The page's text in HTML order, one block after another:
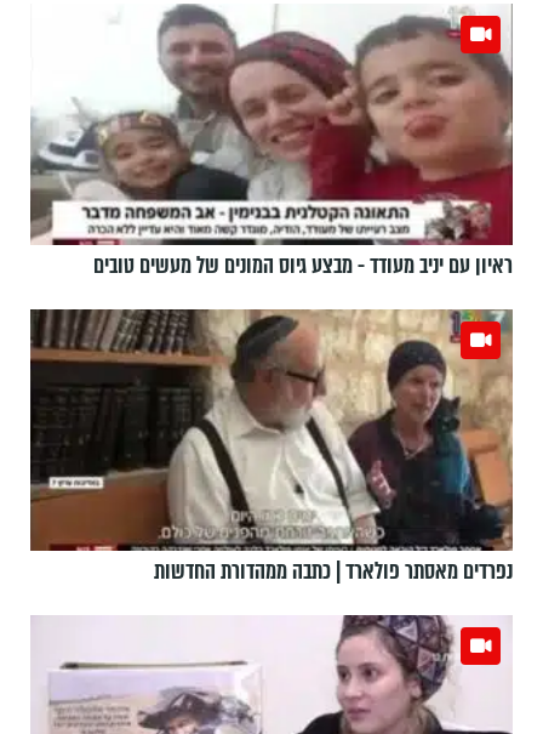
ראיון עם יניב מעודד - מבצע גיוס המונים של מעשים טובים
נפרדים מאסתר פולארד | כתבה ממהדורת החדשות